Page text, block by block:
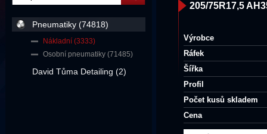
205/75R17,5
Výrobce
Ráfek
Šířka
Profil
Počet kusů skladem
Cena
Pneumatiky (74818)
Nákladní (3333)
Osobní pneumatiky (71485)
David Tůma Detailing (2)